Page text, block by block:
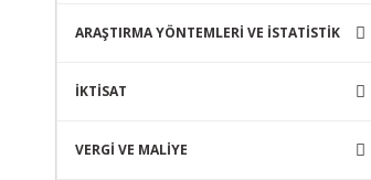
ARAŞTIRMA YÖNTEMLERİ VE İSTATİSTİK
İKTİSAT
VERGİ VE MALİYE